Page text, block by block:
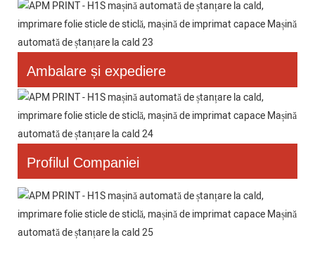
Ambalare și expediere
Profilul Companiei